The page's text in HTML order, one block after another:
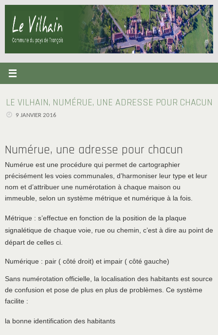
Passer
contenu
LE VILHAIN, NUMÉRUE, UNE ADRESSE POUR CHACUN
9 JANVIER 2016
Numérue, une adresse pour chacun
Numérue est une procédure qui permet de cartographier
précisément les voies communales, d’harmoniser leur type et leur
nom et d’attribuer une numérotation à chaque maison ou
immeuble, selon un système métrique et numérique à la fois.
Métrique : s’effectue en fonction de la position de la plaque
signalétique de chaque voie, rue ou chemin, c’est à dire au point de
départ de celles ci.
Numérique : pair ( côté droit) et impair ( côté gauche)
Sans numérotation officielle, la localisation des habitants est source
de confusion et pose de plus en plus de problèmes. Ce système
facilite :
la bonne identification des habitants